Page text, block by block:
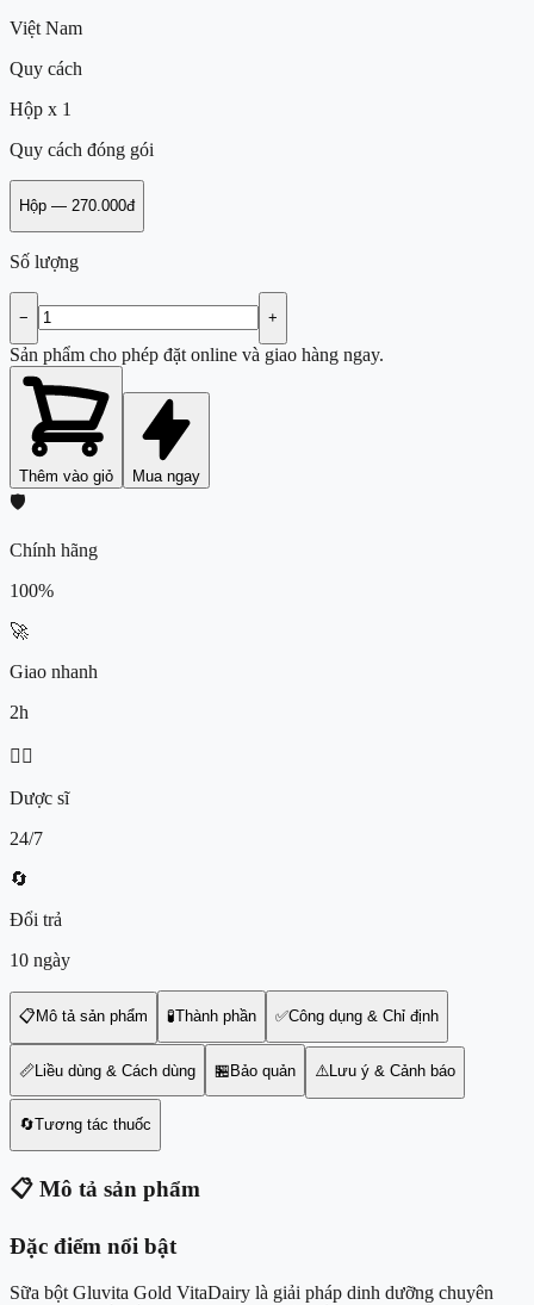
Việt Nam
Quy cách
Hộp x 1
Quy cách đóng gói
Hộp — 270.000đ
Số lượng
− +
Sản phẩm cho phép đặt online và giao hàng ngay.
Thêm vào giỏ Mua ngay
🛡️
Chính hãng
100%
🚀
Giao nhanh
2h
👨‍⚕️
Dược sĩ
24/7
🔄
Đổi trả
10 ngày
📋 Mô tả sản phẩm 🧪Thành phần ✅Công dụng & Chỉ định
📏 Liều dùng & Cách dùng 🏪 Bảo quản ⚠️ Lưu ý & Cảnh báo
🔄Tương tác thuốc
📋 Mô tả sản phẩm
Đặc điểm nổi bật
Sữa bột Gluvita Gold VitaDairy là giải pháp dinh dưỡng chuyên